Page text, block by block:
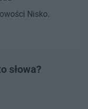
Nisko.
słowa?